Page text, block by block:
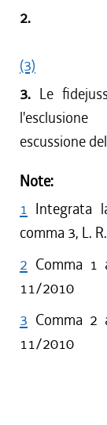
2.
(3)
3. Le
escussione
Note:
1 Integrata
comma 3, L.
2 Comma 1
11/2010
3 Comma 2
11/2010